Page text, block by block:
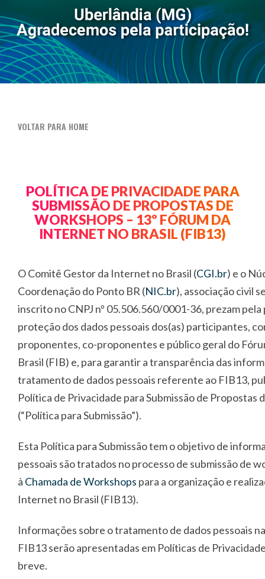
VOLTAR PARA HOME
POLÍTICA DE PRIVACIDADE PARA
SUBMISSÃO DE PROPOSTAS DE
WORKSHOPS – 13º FÓRUM DA
INTERNET NO BRASIL (FIB13)
O Comitê Gestor da Internet no Brasil (CGI.br) e o
Coordenação do Ponto BR (NIC.br), associação civil
inscrito no CNPJ nº 05.506.560/0001-36, prezam
proteção dos dados pessoais dos(as) participantes,
proponentes, co-proponentes e público geral do
Brasil (FIB) e, para garantir a transparência das
tratamento de dados pessoais referente ao FIB13,
Política de Privacidade para Submissão de Propostas
(“Política para Submissão”).
Esta Política para Submissão tem o objetivo de
pessoais são tratados no processo de submissão de
à Chamada de Workshops para a organização e
Internet no Brasil (FIB13).
Informações sobre o tratamento de dados pessoais
FIB13 serão apresentadas em Políticas de
breve.